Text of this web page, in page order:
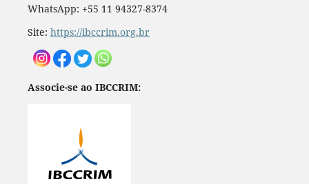
WhatsApp: +55 11 94327-8374
Site: https://ibccrim.org.br
Associe-se ao IBCCRIM: